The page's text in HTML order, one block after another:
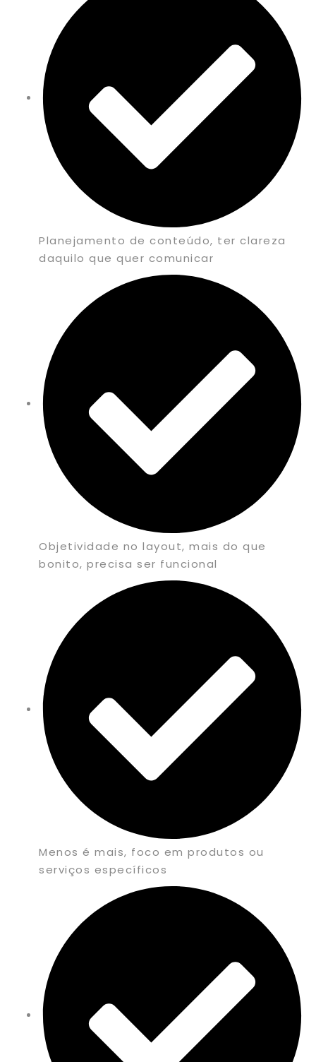
Planejamento de conteúdo, ter clareza
daquilo que quer comunicar
Objetividade no layout, mais do que
bonito, precisa ser funcional
Menos é mais, foco em produtos ou
serviços específicos